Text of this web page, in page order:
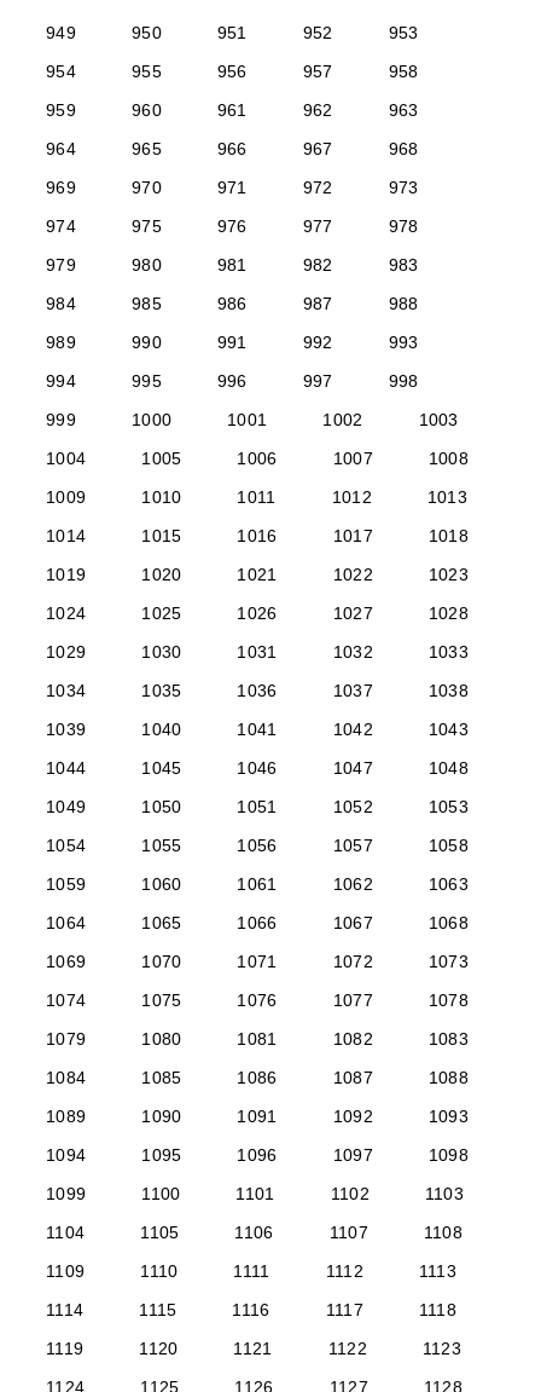
949
950 951 952
953
954
955 956 957
958
959
960 961 962
963
964
965 966 967
968
969
970 971 972
973
974
975 976 977
978
979
980 981 982
983
984
985 986 987
988
989
990 991 992
993
994
995 996 997
998
999
1000 1001 1002
1003
1004
1005 1006 1007
1008
1009
1010 1011 1012
1013
1014
1015 1016 1017
1018
1019
1020 1021 1022
1023
1024
1025 1026 1027
1028
1029
1030 1031 1032
1033
1034
1035 1036 1037
1038
1039
1040 1041 1042
1043
1044
1045 1046 1047
1048
1049
1050 1051 1052
1053
1054
1055 1056 1057
1058
1059
1060 1061 1062
1063
1064
1065 1066 1067
1068
1069
1070 1071 1072
1073
1074
1075 1076 1077
1078
1079
1080 1081 1082
1083
1084
1085 1086 1087
1088
1089
1090 1091 1092
1093
1094
1095 1096 1097
1098
1099
1100 1101 1102
1103
1104
1105 1106 1107
1108
1109
1110 1111 1112
1113
1114
1115 1116 1117
1118
1119
1120 1121 1122
1123
1124
1125 1126 1127
1128